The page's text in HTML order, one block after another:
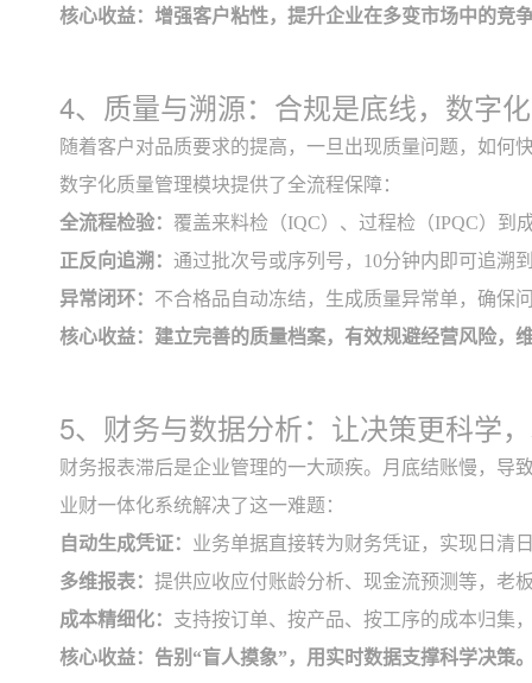
核心收益：增强客户粘性，提升企业在多变市场中的竞
4、质量与溯源：合规是底线，数字
随着客户对品质要求的提高，一旦出现质量问题，如何
数字化质量管理模块提供了全流程保障：
全流程检验： 覆盖来料检（IQC）、过程检（IPQC）到
正反向追溯： 通过批次号或序列号，10分钟内即可追溯
异常闭环： 不合格品自动冻结，生成质量异常单，确保
核心收益：建立完善的质量档案，有效规避经营风险，
5、财务与数据分析：让决策更科学
财务报表滞后是企业管理的一大顽疾。月底结账慢，导
业财一体化系统解决了这一难题：
自动生成凭证： 业务单据直接转为财务凭证，实现日清
多维报表： 提供应收应付账龄分析、现金流预测等，老
成本精细化： 支持按订单、按产品、按工序的成本归集
核心收益：告别“盲人摸象”，用实时数据支撑科学决策